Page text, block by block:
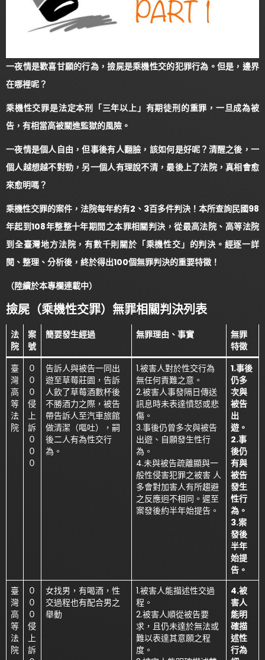
一夜情是歡喜甘願的行為，撿屍是乘機性交的犯罪行為。但是，邊界
在哪裡呢？
乘機性交罪是法定本刑「三年以上」有期徒刑的重罪，一旦成為被
告，有相當高被關進監獄的風險。
一夜情是個人自由，但事後有人翻臉，該如何是好呢？清醒之後，一
個人越想越不對勁，另一個人有理說不清，最後上了法院，真相會愈
來愈明嗎？
乘機性交罪的案件，法院每年約有2、3百多件判決！本所查詢民國98
年起到108年整整十年期間之本罪相關判決，從最高法院、高等法院
到全臺灣地方法院，有數千則關於「乘機性交」的判決。經逐一詳
閱、整理、分析後，終於得出100個無罪判決的重要特徵！
（陸續於本專欄連載中）
撿屍（乘機性交罪）無罪相關判決列表
法
院
案
號
簡要發生經過 無罪理由、事實
無罪
特徵
臺
灣
高
等
法
院
０
０
０
侵
上
訴
０
０
０
告訴人與被告一同出
遊至草莓莊園，告訴
人飲了草莓酒數杯後
不勝酒力之際，被告
帶告訴人至汽車旅館
做清潔（嘔吐），嗣
後二人有為性交行
為。
1.被害人對於性交行為
無任何責難之意。
2.被害人事發隔日傳送
訊息時未表達憤怒或悲
傷。
3.事後仍曾多次與被告
出遊、自願發生性行
為。
4.未與被告疏離顯與一
般性侵害犯罪之被害 人
多會對加害人有所趨避
之反應迥不相同。遲至
案發後約半年始提告。
1.事後
仍多
次與
被告
出
遊。
2.事
後仍
有與
被告
發生
性行
為。
3.案
發後
半年
始提
告。
臺
灣
高
等
法
院
０
０
０
侵
上
訴
女找男，有喝酒，性
交過程也有配合男之
舉動
1.被害人能描述性交過
程。
2.被害人順從被告要
求，且仍未達於無法或
難以表達其意願之程
度。
4.被
害人
能明
確描
述性
行為